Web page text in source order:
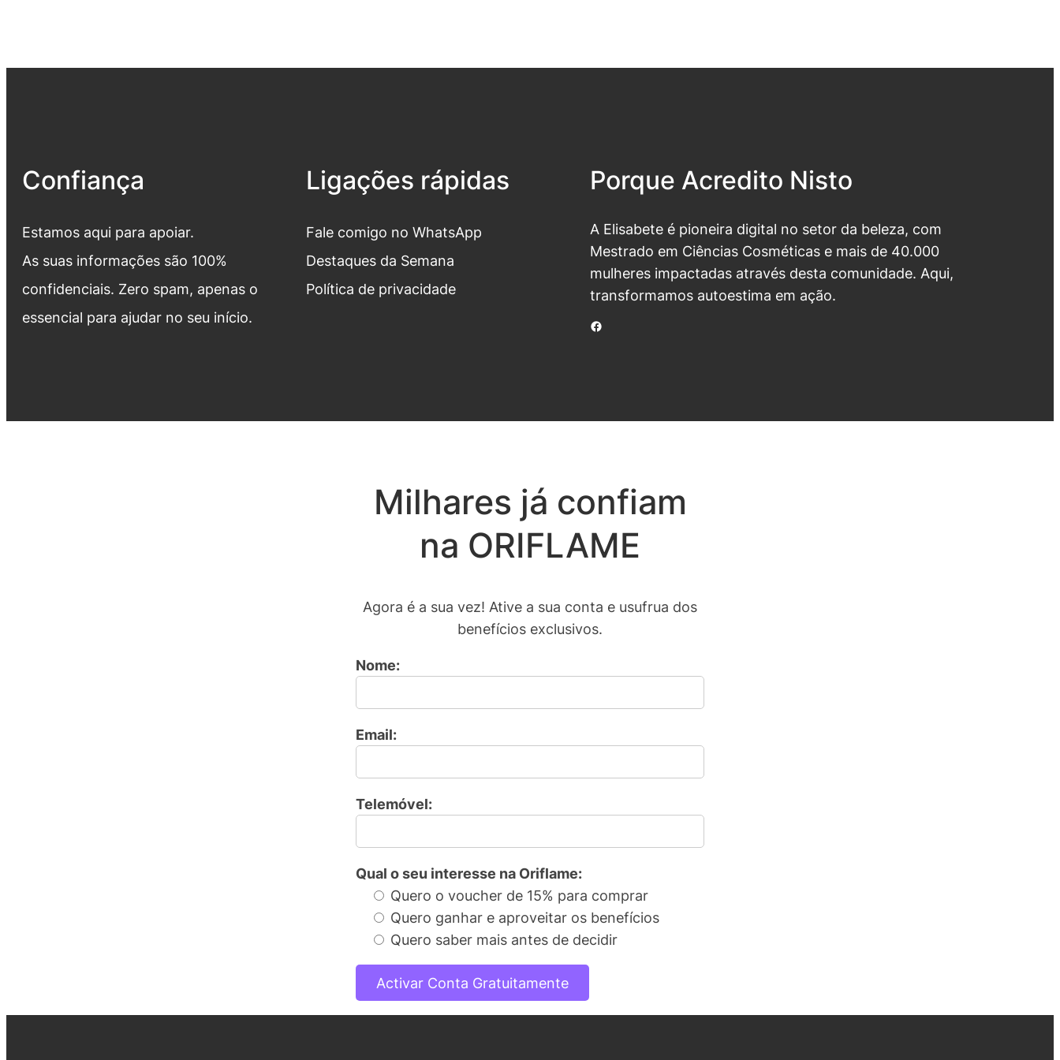
Confiança
Estamos aqui para apoiar.
As suas informações são 100%
confidenciais. Zero spam, apenas o
essencial para ajudar no seu início.
Ligações rápidas
Fale comigo no WhatsApp
Destaques da Semana
Política de privacidade
Porque Acredito Nisto
A Elisabete é pioneira digital no setor da beleza, com
Mestrado em Ciências Cosméticas e mais de 40.000
mulheres impactadas através desta comunidade. Aqui,
transformamos autoestima em ação.
Facebook
Milhares já confiam
na ORIFLAME
Agora é a sua vez! Ative a sua conta e usufrua dos
benefícios exclusivos.
Nome:
Email:
Telemóvel:
Qual o seu interesse na Oriflame:
Quero o voucher de 15% para comprar
Quero ganhar e aproveitar os benefícios
Quero saber mais antes de decidir